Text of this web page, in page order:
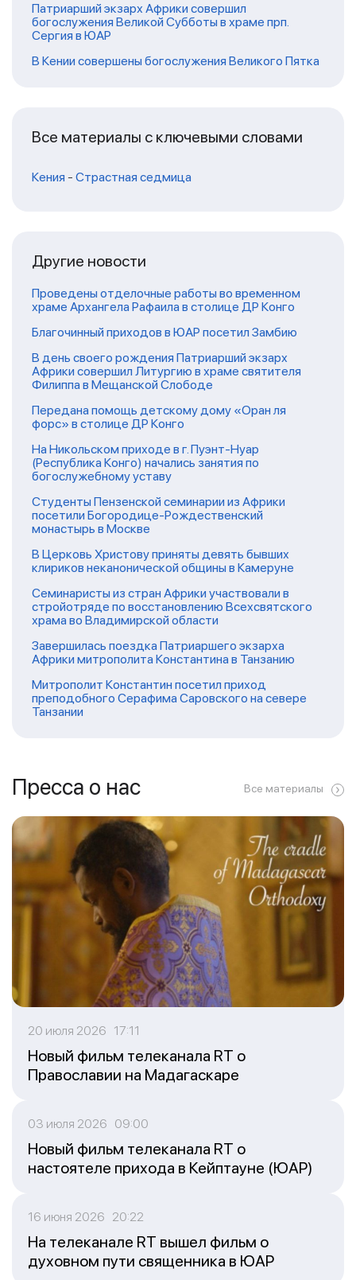
Патриарший экзарх Африки совершил
богослужения Великой Субботы в храме прп.
Сергия в ЮАР
В Кении совершены богослужения Великого Пятка
Все материалы с ключевыми словами
Кения - Страстная седмица
Другие новости
Проведены отделочные работы во временном
храме Архангела Рафаила в столице ДР Конго
Благочинный приходов в ЮАР посетил Замбию
В день своего рождения Патриарший экзарх
Африки совершил Литургию в храме святителя
Филиппа в Мещанской Слободе
Передана помощь детскому дому «Оран ля
форс» в столице ДР Конго
На Никольском приходе в г. Пуэнт-Нуар
(Республика Конго) начались занятия по
богослужебному уставу
Студенты Пензенской семинарии из Африки
посетили Богородице-Рождественский
монастырь в Москве
В Церковь Христову приняты девять бывших
клириков неканонической общины в Камеруне
Семинаристы из стран Африки участвовали в
стройотряде по восстановлению Всехсвятского
храма во Владимирской области
Завершилась поездка Патриаршего экзарха
Африки митрополита Константина в Танзанию
Митрополит Константин посетил приход
преподобного Серафима Саровского на севере
Танзании
Пресса о нас Все материалы
20 июля 2026 17:11
Новый фильм телеканала RT о
Православии на Мадагаскаре
03 июля 2026 09:00
Новый фильм телеканала RT о
настоятеле прихода в Кейптауне (ЮАР)
16 июня 2026 20:22
На телеканале RT вышел фильм о
духовном пути священника в ЮАР